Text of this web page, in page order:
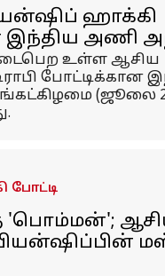
ஹாக்கி
அணி
உள்ள ஆசிய
போட்டிக்கான
(ஜூலை
போட்டி
'பொம்மன்';